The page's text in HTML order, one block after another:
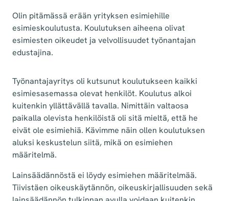
Olin pitämässä erään yrityksen esimiehille
esimieskoulutusta. Koulutuksen aiheena olivat
esimiesten oikeudet ja velvollisuudet työnantajan
edustajina.
Työnantajayritys oli kutsunut koulutukseen kaikki
esimiesasemassa olevat henkilöt. Koulutus alkoi
kuitenkin yllättävällä tavalla. Nimittäin valtaosa
paikalla olevista henkilöistä oli sitä mieltä, että he
eivät ole esimiehiä. Kävimme näin ollen koulutuksen
aluksi keskustelun siitä, mikä on esimiehen
määritelmä.
Lainsäädännöstä ei löydy esimiehen määritelmää.
Tiivistäen oikeuskäytännön, oikeuskirjallisuuden sekä